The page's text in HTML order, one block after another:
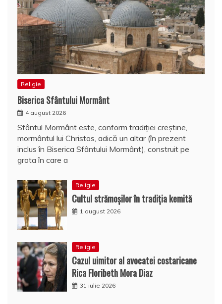
Religie
Biserica Sfântului Mormânt
4 august 2026
Sfântul Mormânt este, conform tradiţiei creştine,
mormântul lui Christos, adică un altar (în prezent
inclus în Biserica Sfântului Mormânt), construit pe
grota în care a
Religie
Cultul strămoşilor în tradiţia kemită
1 august 2026
Religie
Cazul uimitor al avocatei costaricane
Rica Floribeth Mora Diaz
31 iulie 2026